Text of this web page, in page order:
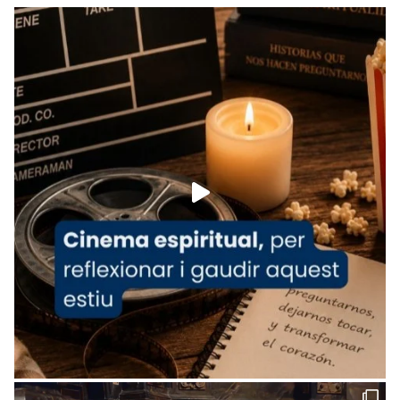
Recupera l'entrevista comp
Vatican
tican News 👇
www.vaticannews.va/es/iglesia/news/2026-
07/carmina-historia-depresion-papa-viaje-
espana-testimoni...
Foto
View on Facebook · Share
Arquebisbat de Barcelona
2 weeks ago
«Avui les santes Juliana i Semproniana ens
ajuden a alçar la mirada»
Mons. Sergi Gordo, bisbe de Tortosa, ha
presidit aquest 27 de juliol la missa de Les
Santes de Mataró.